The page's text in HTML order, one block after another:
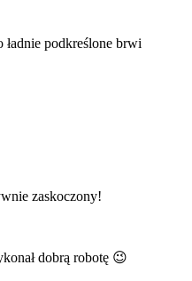
podkreślone brwi
zaskoczony!
dobrą robotę 😉